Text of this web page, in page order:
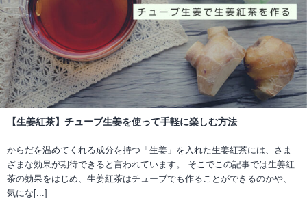
【生姜紅茶】チューブ生姜を使って手軽に楽しむ方法
からだを温めてくれる成分を持つ「生姜」を入れた生姜紅茶には、さま
ざまな効果が期待できると言われています。 そこでこの記事では生姜紅
茶の効果をはじめ、生姜紅茶はチューブでも作ることができるのかや、
気にな[...]